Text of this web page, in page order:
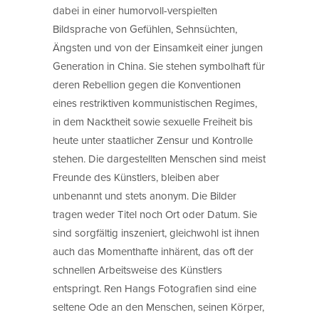
dabei in einer humorvoll-verspielten
Bildsprache von Gefühlen, Sehnsüchten,
Ängsten und von der Einsamkeit einer jungen
Generation in China. Sie stehen symbolhaft für
deren Rebellion gegen die Konventionen
eines restriktiven kommunistischen Regimes,
in dem Nacktheit sowie sexuelle Freiheit bis
heute unter staatlicher Zensur und Kontrolle
stehen. Die dargestellten Menschen sind meist
Freunde des Künstlers, bleiben aber
unbenannt und stets anonym. Die Bilder
tragen weder Titel noch Ort oder Datum. Sie
sind sorgfältig inszeniert, gleichwohl ist ihnen
auch das Momenthafte inhärent, das oft der
schnellen Arbeitsweise des Künstlers
entspringt. Ren Hangs Fotografien sind eine
seltene Ode an den Menschen, seinen Körper,